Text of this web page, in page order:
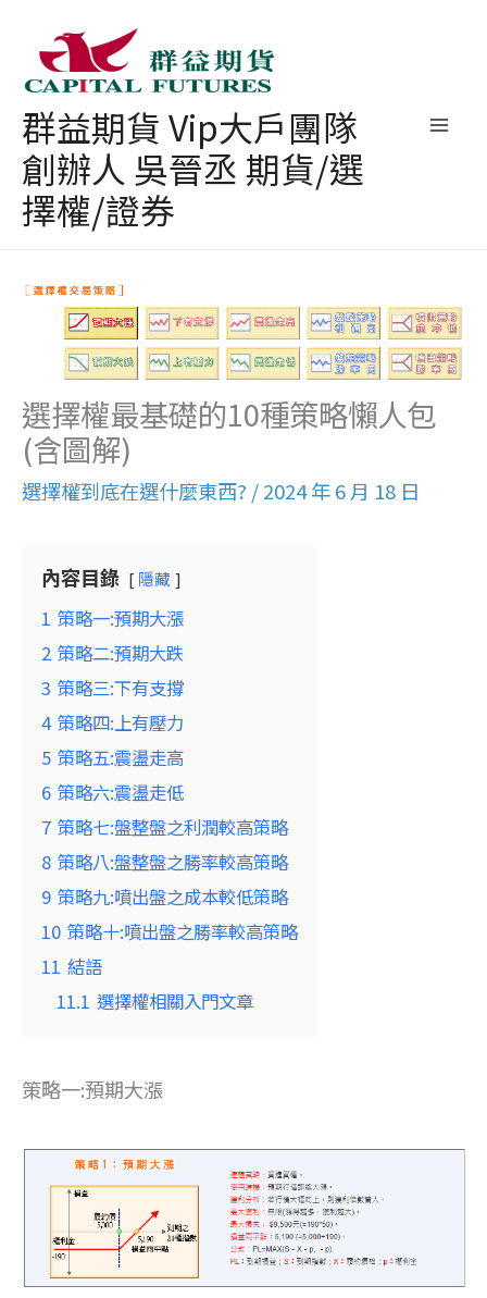
群益期貨 Vip大戶團隊
創辦人 吳晉丞 期貨/選
擇權/證券
選擇權最基礎的10種策略懶人包
(含圖解)
選擇權到底在選什麼東西? /2024 年 6 月 18 日
內容目錄 隱藏
1 策略一:預期大漲
2 策略二:預期大跌
3 策略三:下有支撐
4 策略四:上有壓力
5 策略五:震盪走高
6 策略六:震盪走低
7 策略七:盤整盤之利潤較高策略
8 策略八:盤整盤之勝率較高策略
9 策略九:噴出盤之成本較低策略
10 策略十:噴出盤之勝率較高策略
11 結語
11.1 選擇權相關入門文章
策略一:預期大漲